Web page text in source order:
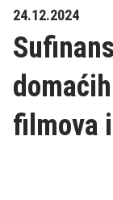
24.12.2024
filmova